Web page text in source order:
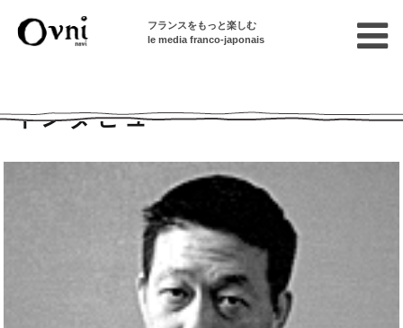
フランスをもっと楽しむ
le media franco-japonais
インタビュー